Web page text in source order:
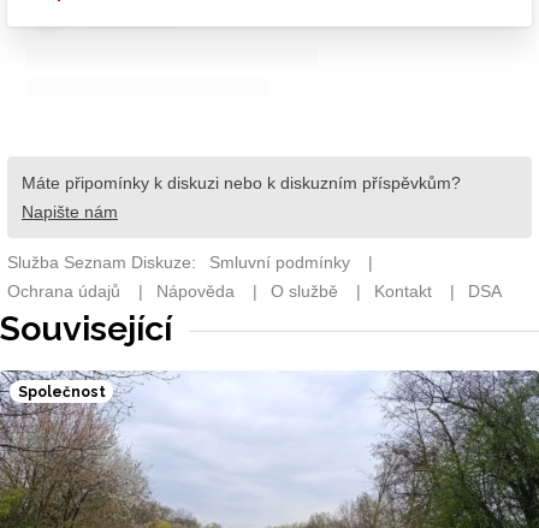
Související
Společnost